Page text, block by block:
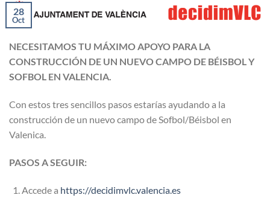
28
Oct
NECESITAMOS TU MÁXIMO APOYO PARA LA
CONSTRUCCIÓN DE UN NUEVO CAMPO DE BÉISBOL Y
SOFBOL EN VALENCIA.
Con estos tres sencillos pasos estarías ayudando a la
construcción de un nuevo campo de Sofbol/Béisbol en
Valenica.
PASOS A SEGUIR:
Accede a https://decidimvlc.valencia.es